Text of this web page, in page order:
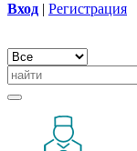
Вход | Регистрация